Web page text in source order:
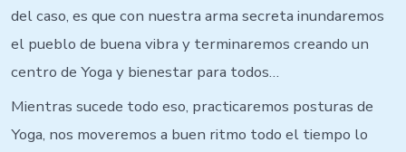
del caso, es que con nuestra arma secreta inundaremos
el pueblo de buena vibra y terminaremos creando un
centro de Yoga y bienestar para todos…
Mientras sucede todo eso, practicaremos posturas de
Yoga, nos moveremos a buen ritmo todo el tiempo lo